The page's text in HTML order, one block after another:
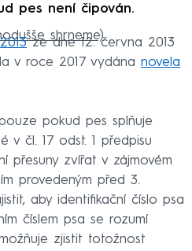
pes není čipován.
shrneme)
ze dne 12. června 2013
v roce 2017 vydána novela
pokud pes splňuje
v čl. 17 odst. 1 předpisu
přesuny zvířat v zájmovém
provedeným před 3.
aby identifikační číslo psa
číslem psa se rozumí
zjistit totožnost